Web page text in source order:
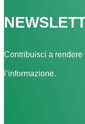
Contribuisci a
l’informazione.